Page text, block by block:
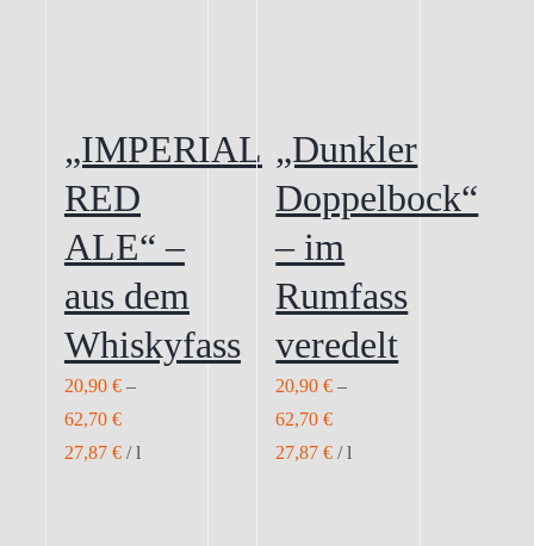
„IMPERIAL
RED
ALE“ –
aus dem
Whiskyfass
20,90 €–
62,70 €
27,87 €/l
„Dunkler
Doppelbock“
– im
Rumfass
veredelt
20,90€ –
62,70€
27,87€ /l